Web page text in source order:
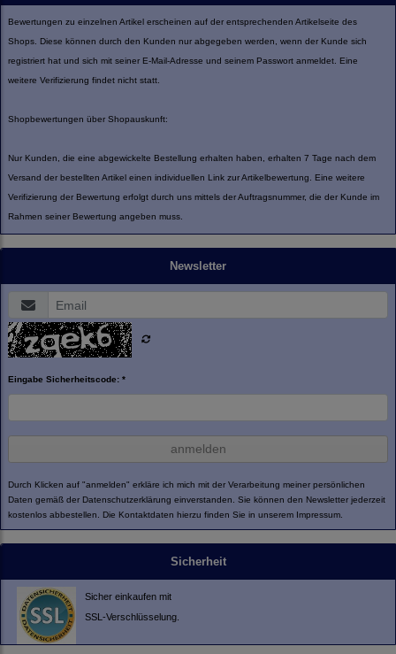
Bewertungen zu einzelnen Artikel erscheinen auf der entsprechenden Artikelseite des
Shops. Diese können durch den Kunden nur abgegeben werden, wenn der Kunde sich
registriert hat und sich mit seiner E-Mail-Adresse und seinem Passwort anmeldet. Eine
weitere Verifizierung findet nicht statt.
Shopbewertungen über Shopauskunft:
Nur Kunden, die eine abgewickelte Bestellung erhalten haben, erhalten 7 Tage nach dem
Versand der bestellten Artikel einen individuellen Link zur Artikelbewertung. Eine weitere
Verifizierung der Bewertung erfolgt durch uns mittels der Auftragsnummer, die der Kunde im
Rahmen seiner Bewertung angeben muss.
Newsletter
Eingabe Sicherheitscode: *
anmelden
Durch Klicken auf "anmelden" erkläre ich mich mit der Verarbeitung meiner persönlichen
Daten gemäß der Datenschutzerklärung einverstanden. Sie können den Newsletter jederzeit
kostenlos abbestellen. Die Kontaktdaten hierzu finden Sie in unserem Impressum.
Sicherheit
Sicher einkaufen mit
SSL-Verschlüsselung.